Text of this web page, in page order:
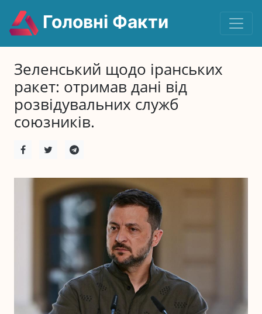
Головні Факти
Зеленський щодо іранських
ракет: отримав дані від
розвідувальних служб
союзників.